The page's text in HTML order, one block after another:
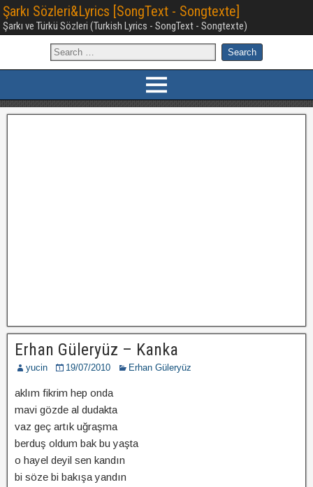
Şarkı Sözleri&Lyrics [SongText - Songtexte]
Şarkı ve Türkü Sözleri (Turkish Lyrics - SongText - Songtexte)
Erhan Güleryüz – Kanka
yucin 19/07/2010 Erhan Güleryüz
aklım fikrim hep onda
mavi gözde al dudakta
vaz geç artık uğraşma
berduş oldum bak bu yaşta
o hayel deyil sen kandın
bi söze bi bakışa yandın